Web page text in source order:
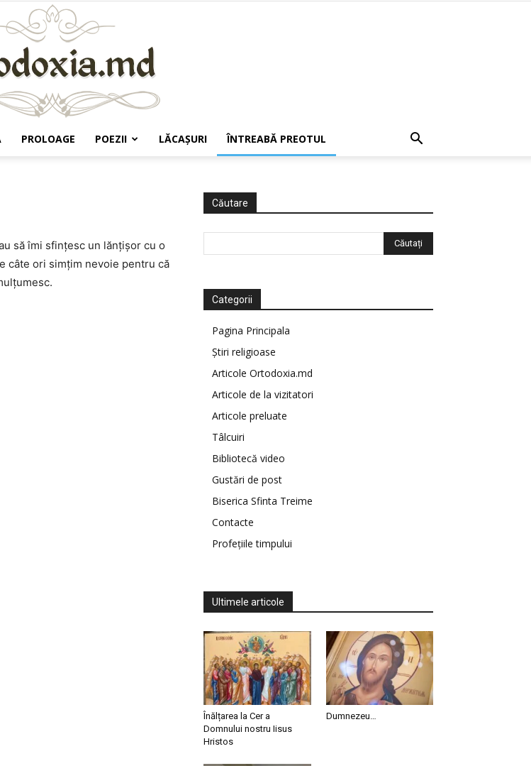
PROLOAGE POEZII LĂCAŞURI ÎNTREABĂ PREOTUL
să îmi sfinţesc un lănţişor cu o
câte ori simţim nevoie pentru că
Căutare
Categorii
Pagina Principala
Știri religioase
Articole Ortodoxia.md
Articole de la vizitatori
Articole preluate
Tâlcuiri
Bibliotecă video
Gustări de post
Biserica Sfinta Treime
Contacte
Profețiile timpului
Ultimele articole
Înălțarea la Cer a
Domnului nostru Iisus
Hristos
Dumnezeu…